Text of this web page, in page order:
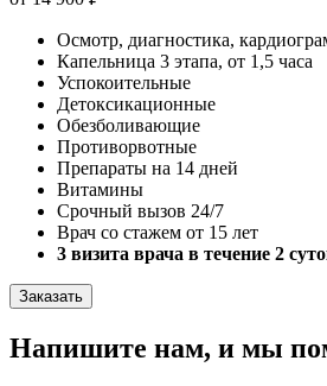
Осмотр, диагностика,
Капельница 3 этапа, от 1,5 часа
Успокоительные
Детоксикационные
Обезболивающие
Противорвотные
Препараты на 14 дней
Витамины
Срочный вызов 24/7
Врач со стажем от 15 лет
3 визита врача в течение 2
Заказать
Напишите нам, и мы